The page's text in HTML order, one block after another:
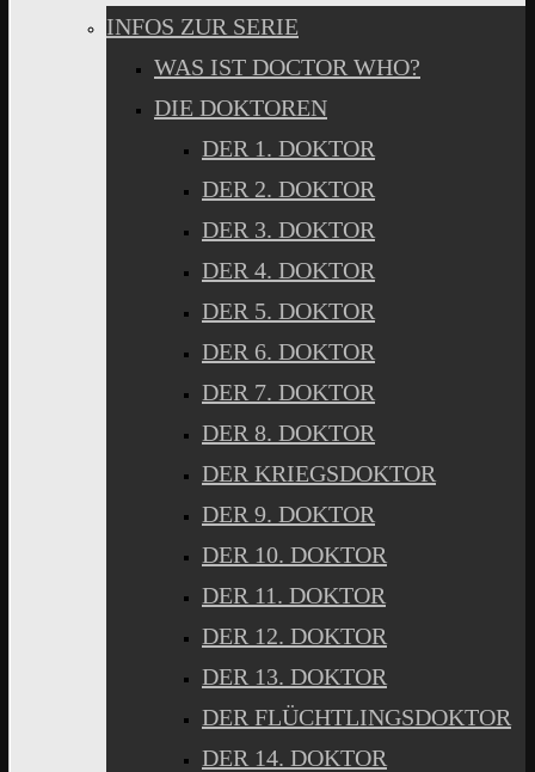
INFOS ZUR SERIE
WAS IST DOCTOR WHO?
DIE DOKTOREN
DER 1. DOKTOR
DER 2. DOKTOR
DER 3. DOKTOR
DER 4. DOKTOR
DER 5. DOKTOR
DER 6. DOKTOR
DER 7. DOKTOR
DER 8. DOKTOR
DER KRIEGSDOKTOR
DER 9. DOKTOR
DER 10. DOKTOR
DER 11. DOKTOR
DER 12. DOKTOR
DER 13. DOKTOR
DER FLÜCHTLINGSDOKTOR
DER 14. DOKTOR